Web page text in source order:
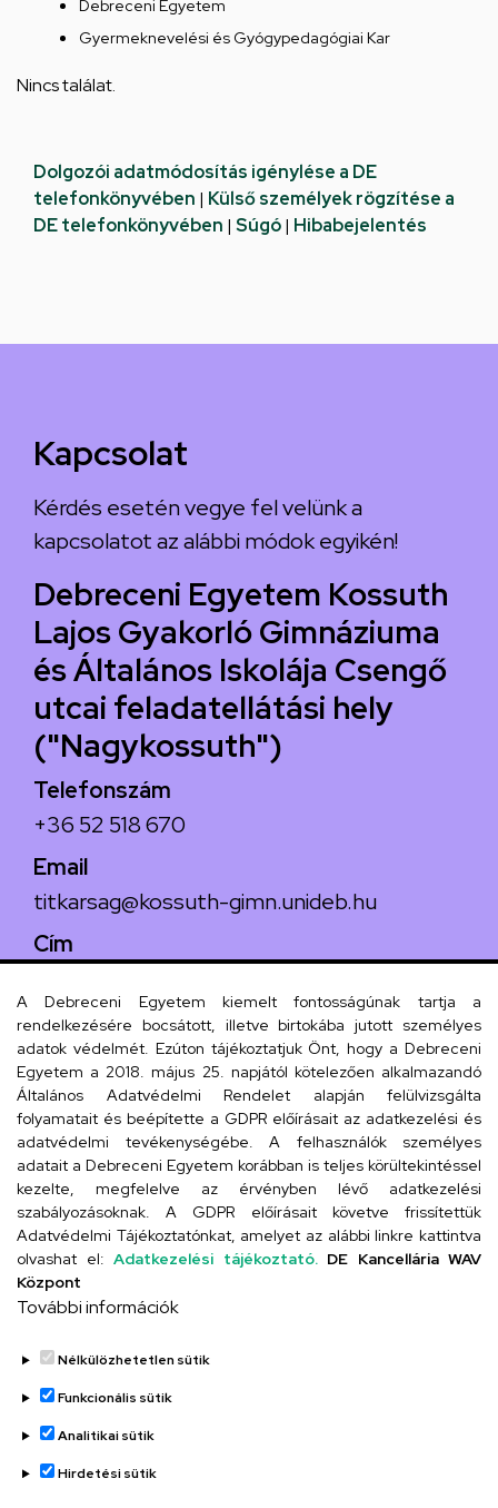
Debreceni Egyetem
Gyermeknevelési és Gyógypedagógiai Kar
Nincs találat.
Dolgozói adatmódosítás igénylése a DE
telefonkönyvében | Külső személyek rögzítése a
DE telefonkönyvében | Súgó| Hibabejelentés
Kapcsolat
Kérdés esetén vegye fel velünk a
kapcsolatot az alábbi módok egyikén!
Debreceni Egyetem Kossuth
Lajos Gyakorló Gimnáziuma
és Általános Iskolája Csengő
utcai feladatellátási hely
("Nagykossuth")
Telefonszám
+36 52 518 670
Email
titkarsag@kossuth-gimn.unideb.hu
Cím
Szervezeti telefonkönyv
UD telefonkönyv
Titkárság
Adatvédelem
Adatvédelem
A Debreceni Egyetem kiemelt fontosságúnak tartja a
rendelkezésére bocsátott, illetve birtokába jutott személyes
adatok védelmét. Ezúton tájékoztatjuk Önt, hogy a Debreceni
Egyetem a 2018. május 25. napjától kötelezően alkalmazandó
Általános Adatvédelmi Rendelet alapján felülvizsgálta
folyamatait és beépítette a GDPR előírásait az adatkezelési és
adatvédelmi tevékenységébe. A felhasználók személyes
adatait a Debreceni Egyetem korábban is teljes körültekintéssel
kezelte, megfelelve az érvényben lévő adatkezelési
szabályozásoknak. A GDPR előírásait követve frissítettük
Adatvédelmi Tájékoztatónkat, amelyet az alábbi linkre kattintva
olvashat el: Adatkezelési tájékoztató. DE Kancellária WAV
Központ
További információk
Nélkülözhetetlen sütik
Funkcionális sütik
Analitikai sütik
Hirdetési sütik